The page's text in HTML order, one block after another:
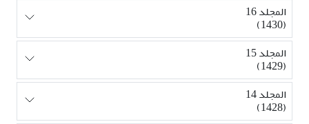
المجلد 16
(1430)
المجلد 15
(1429)
المجلد 14
(1428)